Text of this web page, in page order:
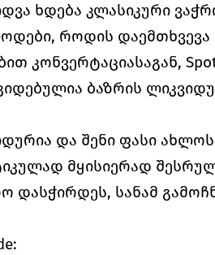
ხდება კლასიკური
როდის დაემთხვევა
კონვერტაციასაგან,
ბაზრის
და შენი ფასი
მყისიერად
დასჭირდეს, სანამ